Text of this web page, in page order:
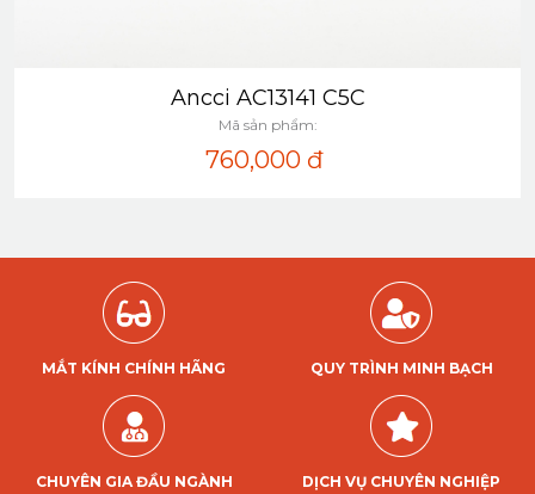
Xem nhanh
Ancci AC13141 C5C
Mã sản phẩm:
760,000 đ
MẮT KÍNH CHÍNH HÃNG QUY TRÌNH MINH BẠCH
CHUYÊN GIA ĐẦU NGÀNH DỊCH VỤ CHUYÊN NGHIỆP